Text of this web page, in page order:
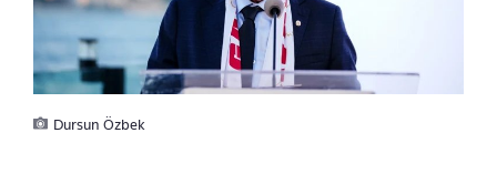
Dursun Özbek